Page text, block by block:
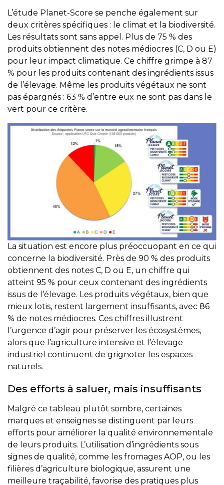
L’étude Planet-Score se penche également sur
deux critères spécifiques : le climat et la biodiversité.
Les résultats sont sans appel. Plus de 75 % des
produits obtiennent des notes médiocres (C, D ou E)
pour leur impact climatique. Ce chiffre grimpe à 87
% pour les produits contenant des ingrédients issus
de l’élevage. Même les produits végétaux ne sont
pas épargnés : 63 % d’entre eux ne sont pas dans le
vert pour ce critère.
La situation est encore plus préoccuopant en ce qui
concerne la biodiversité. Près de 90 % des produits
obtiennent des notes C, D ou E, un chiffre qui
atteint 95 % pour ceux contenant des ingrédients
issus de l’élevage. Les produits végétaux, bien que
mieux lotis, restent largement insuffisants, avec 86
% de notes médiocres. Ces chiffres illustrent
l’urgence d’agir pour préserver les écosystèmes,
alors que l’agriculture intensive et l’élevage
industriel continuent de grignoter les espaces
naturels.
Des efforts à saluer, mais insuffisants
Malgré ce tableau plutôt sombre, certaines
marques et enseignes se distinguent par leurs
efforts pour améliorer la qualité environnementale
de leurs produits. L’utilisation d’ingrédients sous
signes de qualité, comme les fromages AOP, ou les
filières d’agriculture biologique, assurent une
meilleure traçabilité, favorise des pratiques plus